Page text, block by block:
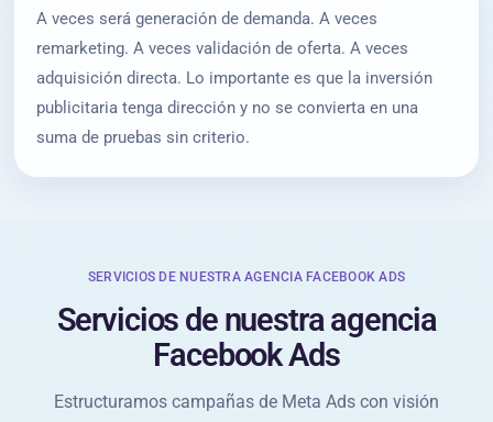
A veces será generación de demanda. A veces
remarketing. A veces validación de oferta. A veces
adquisición directa. Lo importante es que la inversión
publicitaria tenga dirección y no se convierta en una
suma de pruebas sin criterio.
SERVICIOS DE NUESTRA AGENCIA FACEBOOK ADS
Servicios de nuestra agencia
Facebook Ads
Estructuramos campañas de Meta Ads con visión